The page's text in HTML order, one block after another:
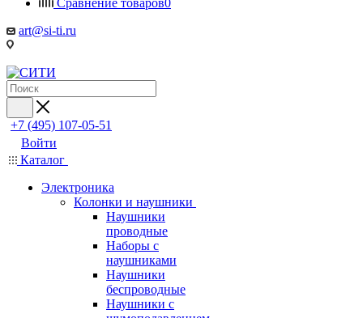
Сравнение товаров0
art@si-ti.ru
+7 (495) 107-05-51
Войти
Каталог
Электроника
Колонки и наушники
Наушники
проводные
Наборы с
наушниками
Наушники
беспроводные
Наушники с